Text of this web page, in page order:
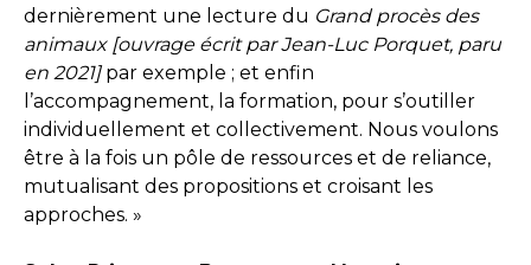
dernièrement une lecture du Grand procès des
animaux [ouvrage écrit par Jean-Luc Porquet, paru
en 2021]par exemple ; et enfin
l’accompagnement, la formation, pour s’outiller
individuellement et collectivement. Nous voulons
être à la fois un pôle de ressources et de reliance,
mutualisant des propositions et croisant les
approches. »